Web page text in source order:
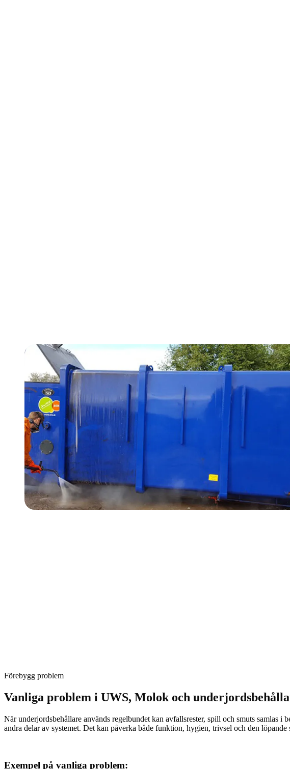
Förebygg problem
Vanliga problem i UWS, Molok och
När underjordsbehållare används regelbundet kan avfallsrester, spill och smuts samlas i
andra delar av systemet. Det kan påverka både funktion, hygien, trivsel och den löpande
Exempel på vanliga problem: